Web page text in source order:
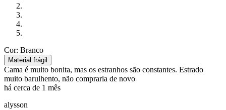
Cor: Branco
Material frágil
Cama é muito bonita, mas os estranhos são constantes. Estrado
muito barulhento, não compraria de novo
há cerca de 1 mês
alysson